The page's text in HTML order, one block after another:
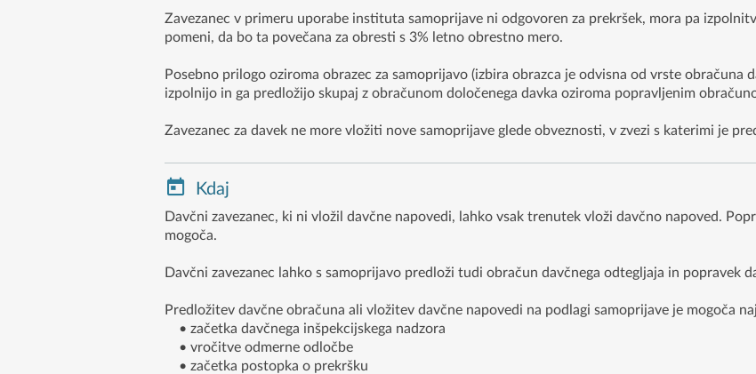
Zavezanec v primeru uporabe instituta samoprijave ni odgovoren za prekršek, mora pa
pomeni, da bo ta povečana za obresti s 3% letno obrestno mero.
Posebno prilogo oziroma obrazec za samoprijavo (izbira obrazca je odvisna od vrste obračuna
izpolnijo in ga predložijo skupaj z obračunom določenega davka oziroma popravljenim
Zavezanec za davek ne more vložiti nove samoprijave glede obveznosti, v zvezi s katerimi je
Kdaj
Davčni zavezanec, ki ni vložil davčne napovedi, lahko vsak trenutek vloži davčno napoved.
mogoča.
Davčni zavezanec lahko s samoprijavo predloži tudi obračun davčnega odtegljaja in popravek
Predložitev davčne obračuna ali vložitev davčne napovedi na podlagi samoprijave je mogoča
• začetka davčnega inšpekcijskega nadzora
• vročitve odmerne odločbe
• začetka postopka o prekršku